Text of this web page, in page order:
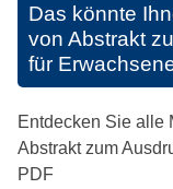
Das könnte
von Abstrakt
für
Entdecken Sie alle
Abstrakt zum
PDF